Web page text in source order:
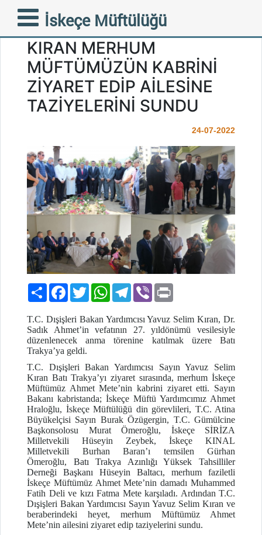
İskeçe Müftülüğü
T.C. DIŞİŞLERİ BAKAN
YARDIMCISI YAVUZ SELİM
KIRAN MERHUM
MÜFTÜMÜZÜN KABRİNİ
ZİYARET EDİP AİLESİNE
TAZİYELERİNİ SUNDU
24-07-2022
PaylaşFacebook
TwitterWhatsAppTelegram
Viber
T.C. Dışişleri Bakan Yardımcısı Yavuz Selim Kıran, Dr.
Sadık Ahmet’in vefatının 27. yıldönümü vesilesiyle
düzenlenecek anma törenine katılmak üzere Batı
Trakya’ya geldi.
T.C. Dışişleri Bakan Yardımcısı Sayın Yavuz Selim
Kıran Batı Trakya’yı ziyaret sırasında, merhum İskeçe
Müftümüz Ahmet Mete’nin kabrini ziyaret etti. Sayın
Bakanı kabristanda; İskeçe Müftü Yardımcımız Ahmet
Hraloğlu, İskeçe Müftülüğü din görevlileri, T.C. Atina
Büyükelçisi Sayın Burak Özügergin, T.C. Gümülcine
Başkonsolosu Murat Ömeroğlu, İskeçe SİRİZA
Milletvekili Hüseyin Zeybek, İskeçe KINAL
Milletvekili Burhan Baran’ı temsilen Gürhan
Ömeroğlu, Batı Trakya Azınlığı Yüksek Tahsilliler
Derneği Başkanı Hüseyin Baltacı, merhum faziletli
İskeçe Müftümüz Ahmet Mete’nin damadı Muhammed
Fatih Deli ve kızı Fatma Mete karşıladı. Ardından T.C.
Dışişleri Bakan Yardımcısı Sayın Yavuz Selim Kıran ve
beraberindeki heyet, merhum Müftümüz Ahmet
Mete’nin ailesini ziyaret edip taziyelerini sundu.